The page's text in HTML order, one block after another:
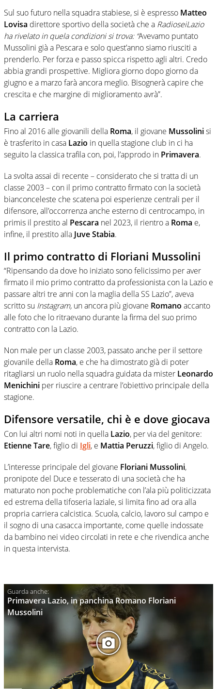
Sul suo futuro nella squadra stabiese, si è espresso Matteo
Lovisa direttore sportivo della società che a RadioseiLazio
ha rivelato in quela condizioni si trova: “Avevamo puntato
Mussolini già a Pescara e solo quest’anno siamo riusciti a
prenderlo. Per forza e passo spicca rispetto agli altri. Credo
abbia grandi prospettive. Migliora giorno dopo giorno da
giugno e a marzo farà ancora meglio. Bisognerà capire che
crescita e che margine di miglioramento avrà”.
La carriera
Fino al 2016 alle giovanili della Roma, il giovane Mussolinisi
è trasferito in casa Lazio in quella stagione club in ci ha
seguito la classica trafila con, poi, l’approdo in Primavera.
La svolta assai di recente – considerato che si tratta di un
classe 2003 – con il primo contratto firmato con la società
bianconceleste che scatena poi esperienze centrali per il
difensore, all’occorrenza anche esterno di centrocampo, in
primis il prestito al Pescara nel 2023, il rientro a Roma e,
infine, il prestito alla Juve Stabia.
Il primo contratto di Floriani Mussolini
“Ripensando da dove ho iniziato sono felicissimo per aver
firmato il mio primo contratto da professionista con la Lazio e
passare altri tre anni con la maglia della SS Lazio”, aveva
scritto su Instagram, un ancora più giovane Romano accanto
alle foto che lo ritraevano durante la firma del suo primo
contratto con la Lazio.
Non male per un classe 2003, passato anche per il settore
giovanile della Roma, e che ha dimostrato già di poter
ritagliarsi un ruolo nella squadra guidata da mister Leonardo
Menichini per riuscire a centrare l’obiettivo principale della
stagione.
Difensore versatile, chi è e dove giocava
Con lui altri nomi noti in quella Lazio, per via del genitore:
Etienne Tare, figlio di Igli, e Mattia Peruzzi, figlio di Angelo.
L’interesse principale del giovane Floriani Mussolini,
pronipote del Duce e tesserato di una società che ha
maturato non poche problematiche con l’ala più politicizzata
ed estrema della tifoseria laziale, si limita fino ad ora alla
propria carriera calcistica. Scuola, calcio, lavoro sul campo e
il sogno di una casacca importante, come quelle indossate
da bambino nei video circolati in rete e che rivendica anche
in questa intervista.
Primavera Lazio, in panchina Romano Floriani
Mussolini